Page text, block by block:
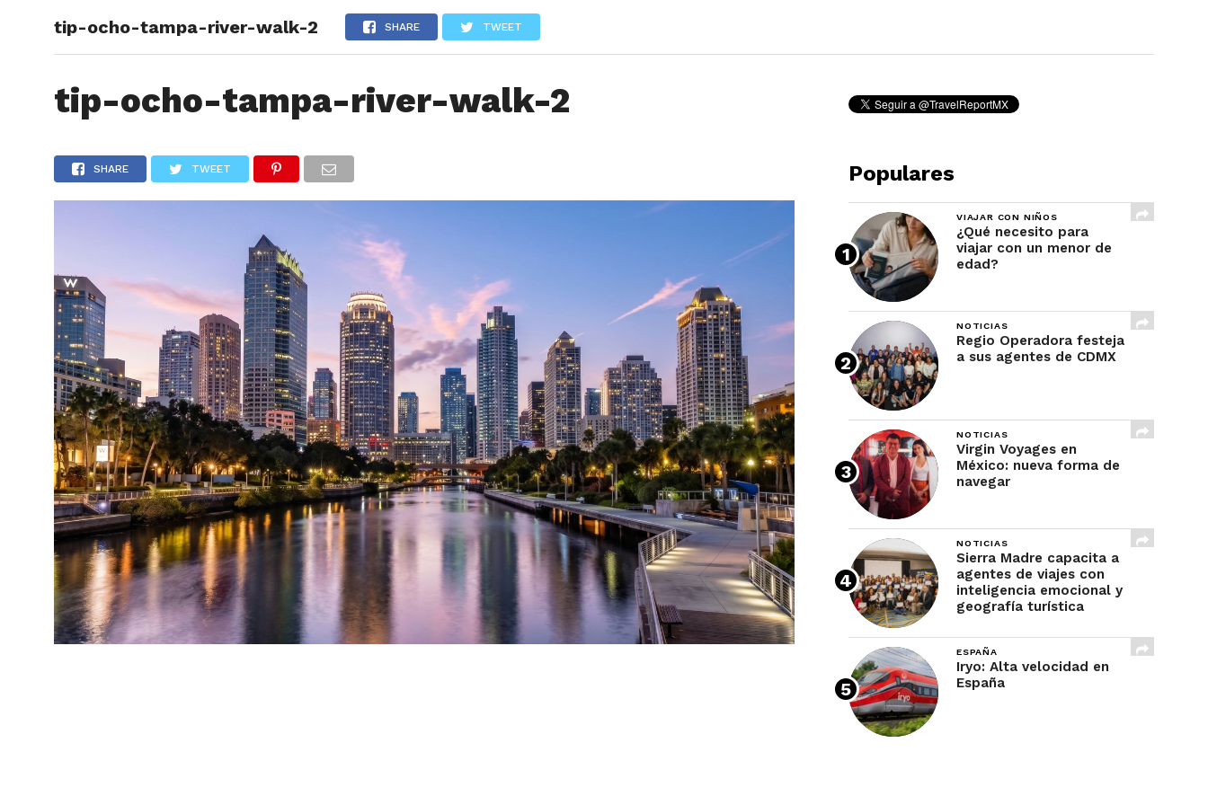
ARTÍCULOS REVIEWS
tip-ocho-tampa-river-walk-2 SHARE TWEET
tip-ocho-tampa-river-walk-2
SHARE TWEET Populares
VIAJAR CON NIÑOS
¿Qué necesito para
viajar con un menor de
edad?
NOTICIAS
Regio Operadora festeja
a sus agentes de CDMX
NOTICIAS
Virgin Voyages en
México: nueva forma de
navegar
NOTICIAS
Sierra Madre capacita a
agentes de viajes con
inteligencia emocional y
geografía turística
ESPAÑA
Iryo: Alta velocidad en
España